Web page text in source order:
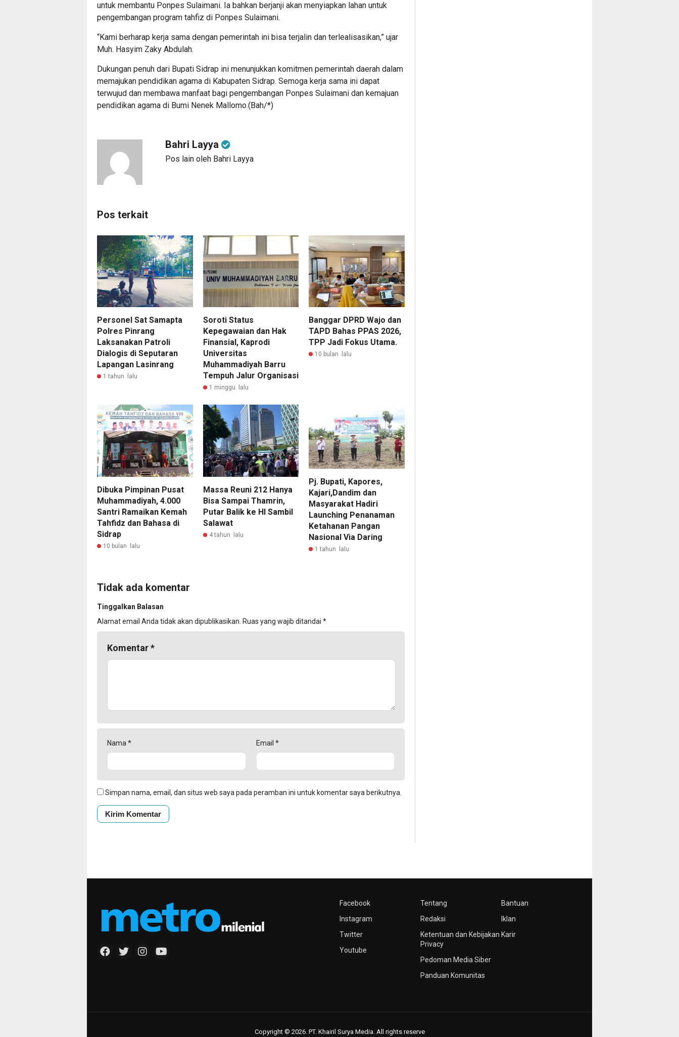
untuk membantu Ponpes Sulaimani. Ia bahkan berjanji akan menyiapkan lahan untuk
pengembangan program tahfiz di Ponpes Sulaimani.
“Kami berharap kerja sama dengan pemerintah ini bisa terjalin dan terlealisasikan,” ujar
Muh. Hasyim Zaky Abdulah.
Dukungan penuh dari Bupati Sidrap ini menunjukkan komitmen pemerintah daerah dalam
memajukan pendidikan agama di Kabupaten Sidrap. Semoga kerja sama ini dapat
terwujud dan membawa manfaat bagi pengembangan Ponpes Sulaimani dan kemajuan
pendidikan agama di Bumi Nenek Mallomo.(Bah/*)
Bahri Layya
Pos lain oleh Bahri Layya
Pos terkait
Personel Sat Samapta
Polres Pinrang
Laksanakan Patroli
Dialogis di Seputaran
Lapangan Lasinrang
1 tahun lalu
Soroti Status
Kepegawaian dan Hak
Finansial, Kaprodi
Universitas
Muhammadiyah Barru
Tempuh Jalur Organisasi
1 minggu lalu
Banggar DPRD Wajo dan
TAPD Bahas PPAS 2026,
TPP Jadi Fokus Utama.
10 bulan lalu
Dibuka Pimpinan Pusat
Muhammadiyah, 4.000
Santri Ramaikan Kemah
Tahfidz dan Bahasa di
Sidrap
10 bulan lalu
Massa Reuni 212 Hanya
Bisa Sampai Thamrin,
Putar Balik ke HI Sambil
Salawat
4 tahun lalu
Pj. Bupati, Kapores,
Kajari,Dandim dan
Masyarakat Hadiri
Launching Penanaman
Ketahanan Pangan
Nasional Via Daring
1 tahun lalu
Tidak ada komentar
Tinggalkan Balasan
Alamat email Anda tidak akan dipublikasikan. Ruas yang wajib ditandai *
Komentar*
Nama * Email *
Simpan nama, email, dan situs web saya pada peramban ini untuk komentar saya berikutnya.
Facebook
Instagram
Twitter
Youtube
Tentang
Redaksi
Ketentuan dan Kebijakan
Privacy
Pedoman Media Siber
Panduan Komunitas
Bantuan
Iklan
Karir
Copyright © 2026. PT. Khairil Surya Media. All rights reserve